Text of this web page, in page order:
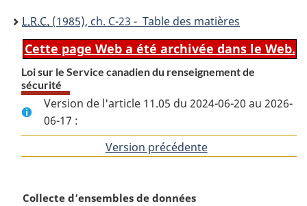
L.R.C. (1985), ch. C-23 - Table des matières
Cette page Web a été archivée dans le Web.
Loi sur le Service canadien du renseignement de
sécurité
Version de l'article 11.05 du 2024-06-20 au 2026-
06-17 :
Version précédentede
N
Collecte d’ensembles de données